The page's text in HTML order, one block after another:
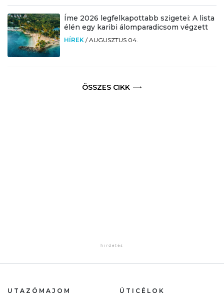
Íme 2026 legfelkapottabb szigetei: A lista
élén egy karibi álomparadicsom végzett
HÍREK /AUGUSZTUS 04.
ÖSSZES CIKK
UTAZÓMAJOM ÚTICÉLOK